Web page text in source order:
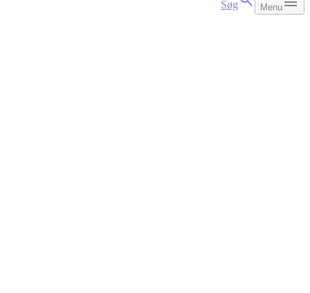
Søg Menu